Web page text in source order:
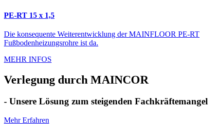
PE-RT 15 x 1,5
Die konsequente Weiterentwicklung der MAINFLOOR PE-RT
Fußbodenheizungsrohre ist da.
MEHR INFOS
Verlegung durch MAINCOR
- Unsere Lösung zum steigenden Fachkräftemangel
Mehr Erfahren